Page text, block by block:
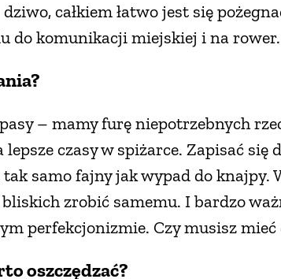
całkiem łatwo jest się
do komunikacji miejskiej i na rower.
– mamy furę niepotrzebnych
lepsze czasy w spiżarce. Zapisać
samo fajny jak wypad do knajpy.
zrobić samemu. I bardzo
perfekcjonizmie. Czy musisz
oszczędzać?